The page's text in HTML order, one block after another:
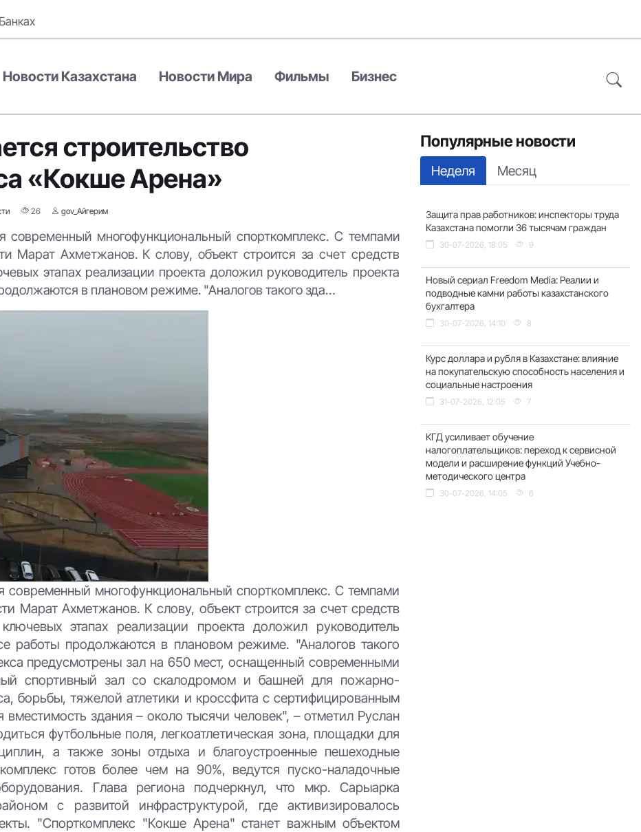
Новости Казахстана Новости Мира Фильмы Бизнес
строительство
«Кокше Арена»
26 gov_Айгерим
современный многофункциональный спорткомплекс. С темпами
Марат Ахметжанов. К слову, объект строится за счет средств
этапах реализации проекта доложил руководитель проекта
в плановом режиме. "Аналогов такого зда…
современный многофункциональный спорткомплекс. С темпами
Марат Ахметжанов. К слову, объект строится за счет средств
этапах реализации проекта доложил руководитель
работы продолжаются в плановом режиме. "Аналогов такого
предусмотрены зал на 650 мест, оснащенный современными
спортивный зал со скалодромом и башней для пожарно-
борьбы, тяжелой атлетики и кроссфита с сертифицированным
здания – около тысячи человек", – отметил Руслан
футбольные поля, легкоатлетическая зона, площадки для
а также зоны отдыха и благоустроенные пешеходные
готов более чем на 90%, ведутся пуско-наладочные
Глава региона подчеркнул, что мкр. Сарыарка
с развитой инфраструктурой, где активизировалось
"Спорткомплекс "Кокше Арена" станет важным объектом
Популярные новости
Неделя Месяц
Защита прав работников: инспекторы труда
Казахстана помогли 36 тысячам граждан
30-07-2026, 18:05 9
Новый сериал Freedom Media: Реалии и
подводные камни работы казахстанского
бухгалтера
30-07-2026, 14:10 8
Курс доллара и рубля в Казахстане: влияние
на покупательскую способность населения и
социальные настроения
31-07-2026, 12:05 7
КГД усиливает обучение
налогоплательщиков: переход к сервисной
модели и расширение функций Учебно-
методического центра
30-07-2026, 14:05 6